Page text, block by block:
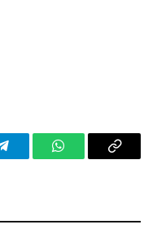
TelegramWhatsAppCopy